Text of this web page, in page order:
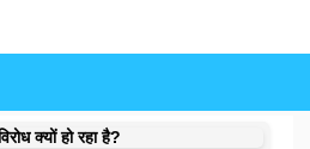
क्यों हो रहा है?